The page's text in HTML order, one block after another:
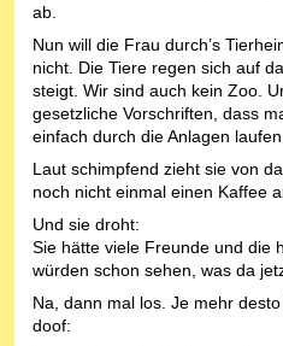
ab.
Nun will die Frau durch’s
nicht. Die Tiere regen sich auf
steigt. Wir sind auch kein Zoo.
gesetzliche Vorschriften, dass
einfach durch die Anlagen laufen
Laut schimpfend zieht sie von
noch nicht einmal einen Kaffee
Und sie droht:
Sie hätte viele Freunde und die
würden schon sehen, was da
Na, dann mal los. Je mehr
doof: